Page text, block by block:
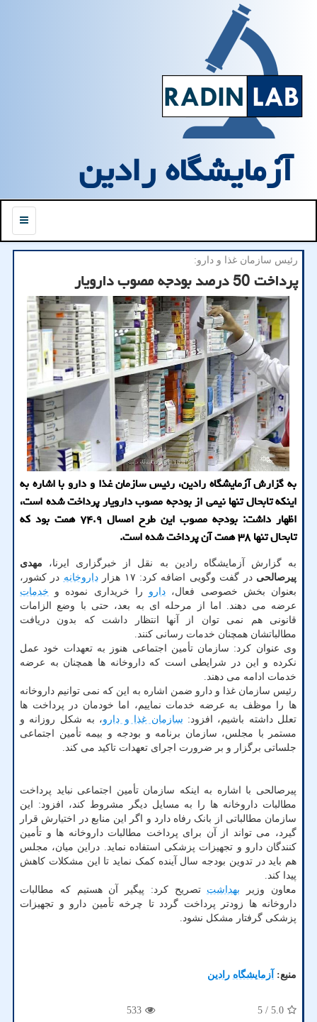
آزمایشگاه رادین
منو
رئیس سازمان غذا و دارو:
پرداخت 50 درصد بودجه مصوب دارویار
به گزارش آزمایشگاه رادین، رئیس سازمان غذا و دارو با اشاره به
اینکه تابحال تنها نیمی از بودجه مصوب دارویار پرداخت شده است،
اظهار داشت: بودجه مصوب این طرح امسال ۷۴.۹ همت بود که
تابحال تنها ۳۸ همت آن پرداخت شده است.
به گزارش آزمایشگاه رادین به نقل از خبرگزاری ایرنا، مهدی
پیرصالحی در گفت وگویی اضافه کرد: ۱۷ هزار داروخانه در کشور،
بعنوان بخش خصوصی فعال، دارو را خریداری نموده و خدمات
عرضه می دهند. اما از مرحله ای به بعد، حتی با وضع الزامات
قانونی هم نمی توان از آنها انتظار داشت که بدون دریافت
مطالباتشان همچنان خدمات رسانی کنند.
وی عنوان کرد: سازمان تأمین اجتماعی هنوز به تعهدات خود عمل
نکرده و این در شرایطی است که داروخانه ها همچنان به عرضه
خدمات ادامه می دهند.
رئیس سازمان غذا و دارو ضمن اشاره به این که نمی توانیم داروخانه
ها را موظف به عرضه خدمات نماییم، اما خودمان در پرداخت ها
تعلل داشته باشیم، افزود: سازمان غذا و دارو، به شکل روزانه و
مستمر با مجلس، سازمان برنامه و بودجه و بیمه تأمین اجتماعی
جلساتی برگزار و بر ضرورت اجرای تعهدات تاکید می کند.
پیرصالحی با اشاره به اینکه سازمان تأمین اجتماعی نباید پرداخت
مطالبات داروخانه ها را به مسایل دیگر مشروط کند، افزود: این
سازمان مطالباتی از بانک رفاه دارد و اگر این منابع در اختیارش قرار
گیرد، می تواند از آن برای پرداخت مطالبات داروخانه ها و تأمین
کنندگان دارو و تجهیزات پزشکی استفاده نماید. دراین میان، مجلس
هم باید در تدوین بودجه سال آینده کمک نماید تا این مشکلات کاهش
پیدا کند.
معاون وزیر بهداشت تصریح کرد: پیگیر آن هستیم که مطالبات
داروخانه ها زودتر پرداخت گردد تا چرخه تأمین دارو و تجهیزات
پزشکی گرفتار مشکل نشود.
منبع: آزمایشگاه رادین
5.0
/ 5
533